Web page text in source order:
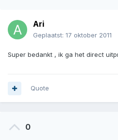
Ari
Geplaatst: 17 oktober 2011
Super bedankt , ik ga het direct
Quote
0